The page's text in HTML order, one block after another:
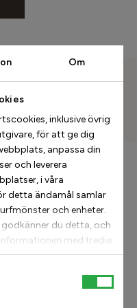
Om
inklusive övrig
för att ge dig
anpassa din
och leverera
i våra
detta ändamål samlar
och enheter.
godkänner du detta, och
med tredje
Om du vill kan
cookies kan det
Nelly Sneaker - White